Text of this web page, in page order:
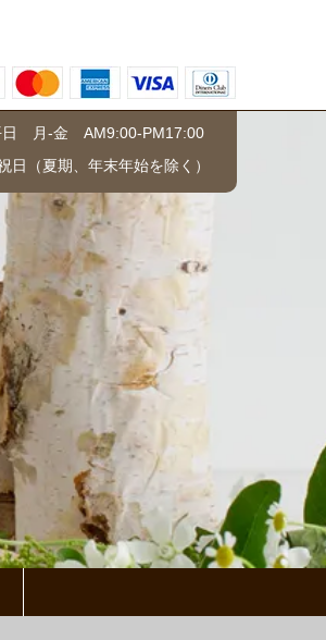
日 月-金 AM9:00-PM17:00
日（夏期、年末年始を除く）